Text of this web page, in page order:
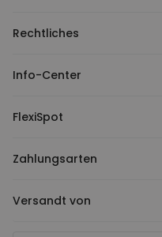
Rechtliches
Info-Center
FlexiSpot
Zahlungsarten
Versandt von